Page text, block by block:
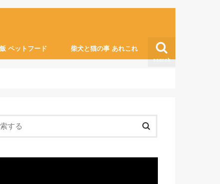
search
ペットフード 柴犬と猫の事 あれこれ